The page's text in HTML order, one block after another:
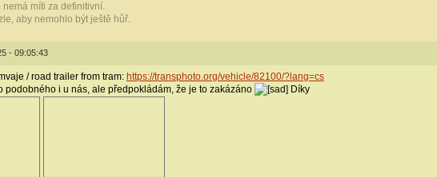
nemá míti za definitivní.
aby nemohlo být ještě hůř.
- 09:05:43
/ road trailer from tram: https://transphoto.org/vehicle/82100/?lang=cs
podobného i u nás, ale předpokládám, že je to zakázáno
Díky